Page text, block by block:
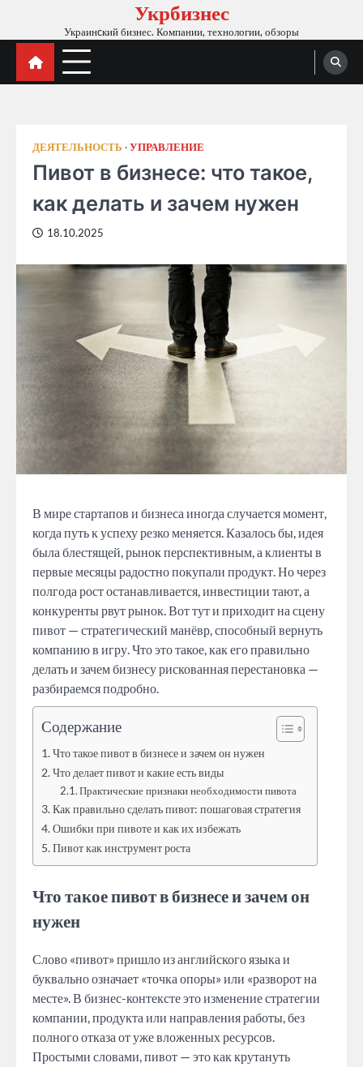
content
Укрбизнес
Украинcкий бизнес. Компании, технологии, обзоры
ДЕЯТЕЛЬНОСТЬ УПРАВЛЕНИЕ
Пивот в бизнесе: что такое,
как делать и зачем нужен
18.10.2025
В мире стартапов и бизнеса иногда случается момент,
когда путь к успеху резко меняется. Казалось бы, идея
была блестящей, рынок перспективным, а клиенты в
первые месяцы радостно покупали продукт. Но через
полгода рост останавливается, инвестиции тают, а
конкуренты рвут рынок. Вот тут и приходит на сцену
пивот — стратегический манёвр, способный вернуть
компанию в игру. Что это такое, как его правильно
делать и зачем бизнесу рискованная перестановка —
разбираемся подробно.
Содержание
Что такое пивот в бизнесе и зачем он нужен
Что делает пивот и какие есть виды
Практические признаки необходимости пивота
Как правильно сделать пивот: пошаговая стратегия
Ошибки при пивоте и как их избежать
Пивот как инструмент роста
Что такое пивот в бизнесе и зачем он
нужен
Слово «пивот» пришло из английского языка и
буквально означает «точка опоры» или «разворот на
месте». В бизнес-контексте это изменение стратегии
компании, продукта или направления работы, без
полного отказа от уже вложенных ресурсов.
Простыми словами, пивот — это как крутануть